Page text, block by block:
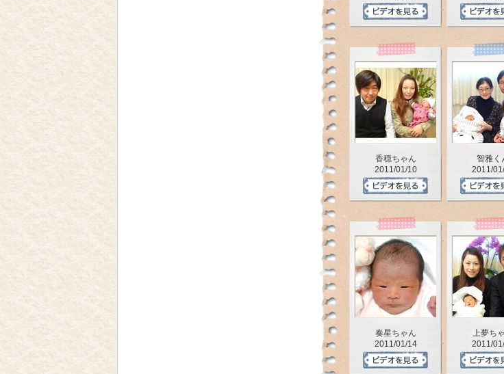
香穏ちゃん
2011/01/10
智雅く
2011/
奏星ちゃん
2011/01/14
上夢ち
2011/